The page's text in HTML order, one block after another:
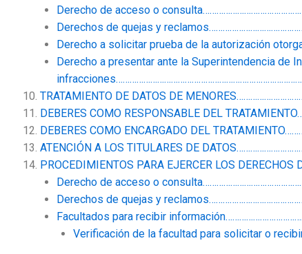
Derecho de acceso o
Derechos de quejas y
Derecho a solicitar prueba de la autorización
Derecho a presentar ante la Superintendencia de
TRATAMIENTO DE DATOS DE
DEBERES COMO RESPONSABLE DEL
DEBERES COMO ENCARGADO DEL
ATENCIÓN A LOS TITULARES DE
PROCEDIMIENTOS PARA EJERCER LOS
Derecho de acceso o
Derechos de quejas y
Facultados para recibir
Verificación de la facultad para solicitar o